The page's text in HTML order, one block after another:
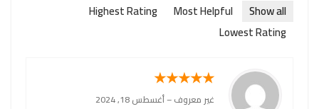
Show all
Most Helpful
Highest Rating
Lowest Rating
★
★
★
★
★
غير معروف–أغسطس 18, 2024